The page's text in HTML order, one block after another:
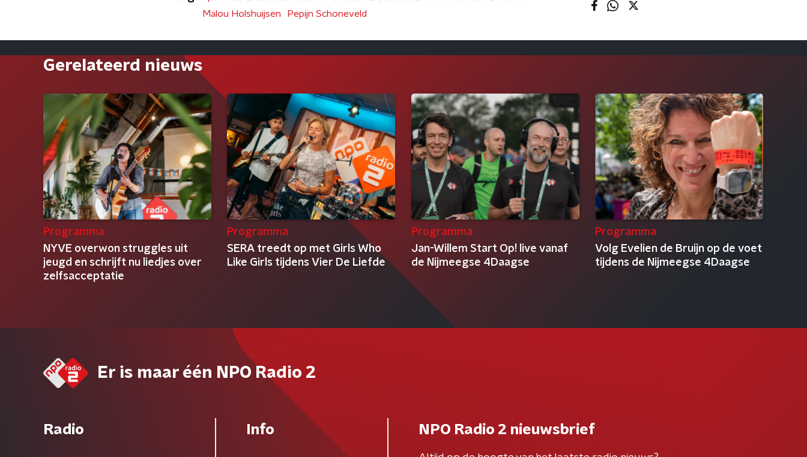
Malou Holshuijsen
Pepijn Schoneveld
Gerelateerd nieuws
Programma
NYVE overwon struggles uit
jeugd en schrijft nu liedjes over
zelfsacceptatie
Programma
SERA treedt op met Girls Who
Like Girls tijdens Vier De Liefde
Programma
Jan-Willem Start Op! live vanaf
de Nijmeegse 4Daagse
Programma
Volg Evelien de Bruijn op de voet
tijdens de Nijmeegse 4Daagse
Er is maar één NPO Radio 2
Radio Info NPO Radio 2 nieuwsbrief